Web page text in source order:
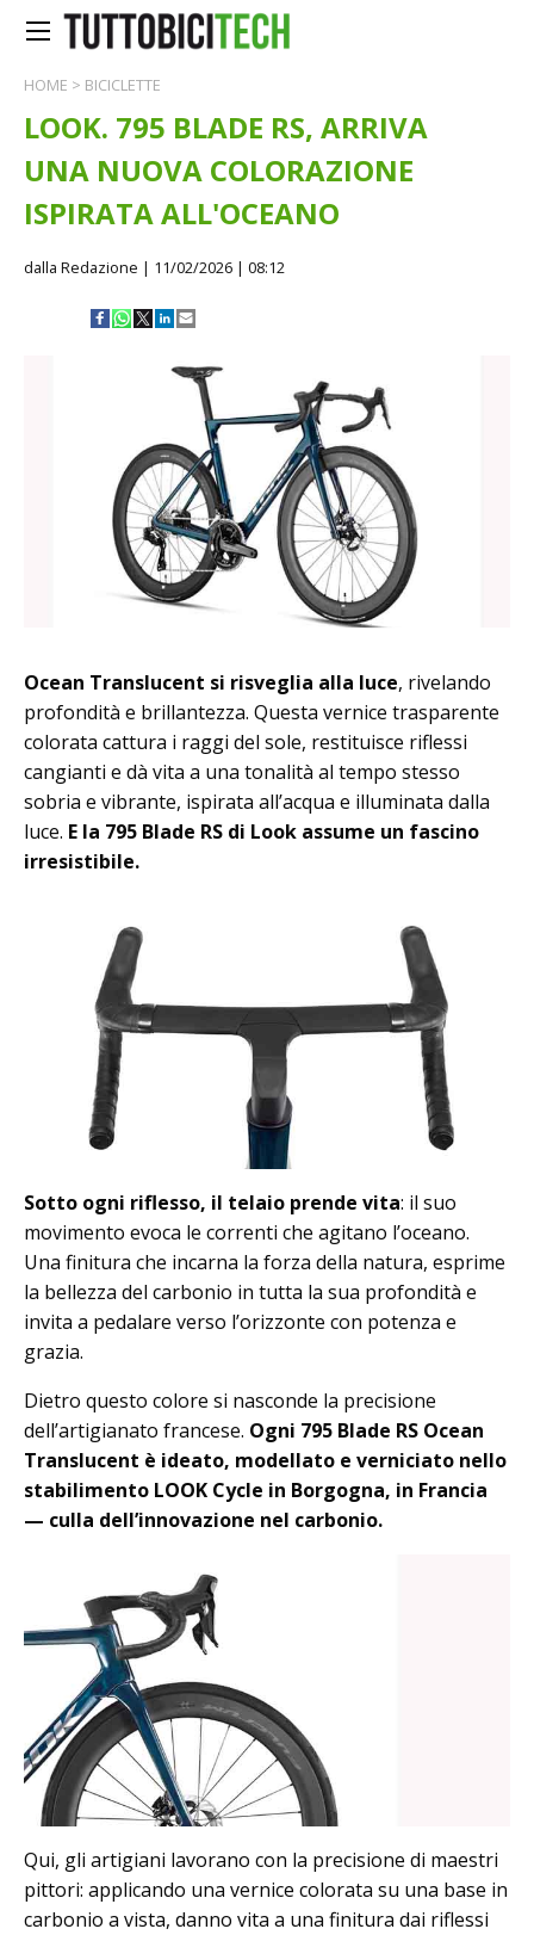
HOME > BICICLETTE
LOOK. 795 BLADE RS, ARRIVA
UNA NUOVA COLORAZIONE
ISPIRATA ALL'OCEANO
dalla Redazione | 11/02/2026 | 08:12
Ocean Translucent si risveglia alla luce, rivelando
profondità e brillantezza. Questa vernice trasparente
colorata cattura i raggi del sole, restituisce riflessi
cangianti e dà vita a una tonalità al tempo stesso
sobria e vibrante, ispirata all’acqua e illuminata dalla
luce. E la 795 Blade RS di Look assume un fascino
irresistibile.
Sotto ogni riflesso, il telaio prende vita: il suo
movimento evoca le correnti che agitano l’oceano.
Una finitura che incarna la forza della natura, esprime
la bellezza del carbonio in tutta la sua profondità e
invita a pedalare verso l’orizzonte con potenza e
grazia.
Dietro questo colore si nasconde la precisione
dell’artigianato francese. Ogni 795 Blade RS Ocean
Translucent è ideato, modellato e verniciato nello
stabilimento LOOK Cycle in Borgogna, in Francia
— culla dell’innovazione nel carbonio.
Qui, gli artigiani lavorano con la precisione di maestri
pittori: applicando una vernice colorata su una base in
carbonio a vista, danno vita a una finitura dai riflessi